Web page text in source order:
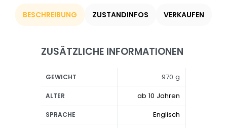
BESCHREIBUNG ZUSTANDINFOS VERKAUFEN
ZUSÄTZLICHE INFORMATIONEN
GEWICHT 970 g
ALTER ab 10 Jahren
SPRACHE Englisch